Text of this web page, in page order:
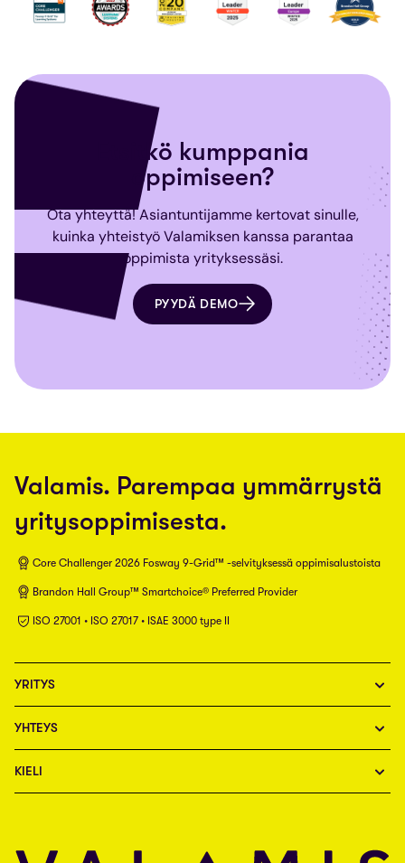
Etsitkö kumppania
oppimiseen?
Ota yhteyttä! Asiantuntijamme kertovat sinulle,
kuinka yhteistyö Valamiksen kanssa parantaa
oppimista yrityksessäsi.
PYYDÄ DEMO
Valamis. Parempaa ymmärrystä
yritysoppimisesta.
Core Challenger 2026 Fosway 9-Grid™ -selvityksessä oppimisalustoista
Brandon Hall Group™ Smartchoice® Preferred Provider
ISO 27001 • ISO 27017 • ISAE 3000 type II
YRITYS
YHTEYS
KIELI